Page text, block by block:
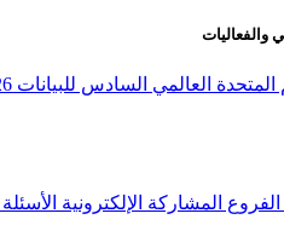
والفعاليات
العالمي السادس للبيانات 2026
الفروع المشاركة الإلكترونية